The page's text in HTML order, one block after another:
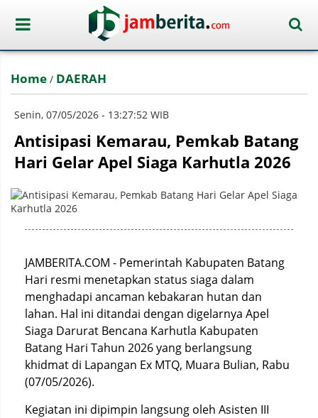
Home / DAERAH
Senin, 07/05/2026 - 13:27:52 WIB
Antisipasi Kemarau, Pemkab Batang
Hari Gelar Apel Siaga Karhutla 2026
JAMBERITA.COM - Pemerintah Kabupaten Batang
Hari resmi menetapkan status siaga dalam
menghadapi ancaman kebakaran hutan dan
lahan. Hal ini ditandai dengan digelarnya Apel
Siaga Darurat Bencana Karhutla Kabupaten
Batang Hari Tahun 2026 yang berlangsung
khidmat di Lapangan Ex MTQ, Muara Bulian, Rabu
(07/05/2026).
Kegiatan ini dipimpin langsung oleh Asisten III